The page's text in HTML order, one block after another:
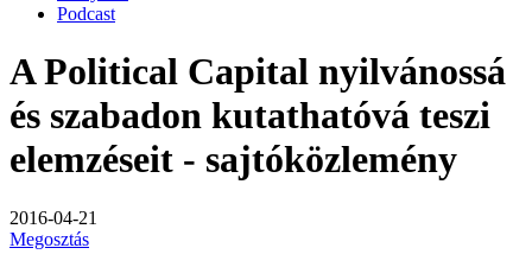
Podcast
A Political Capital nyilvánossá
és szabadon kutathatóvá teszi
elemzéseit - sajtóközlemény
2016-04-21
Megosztás